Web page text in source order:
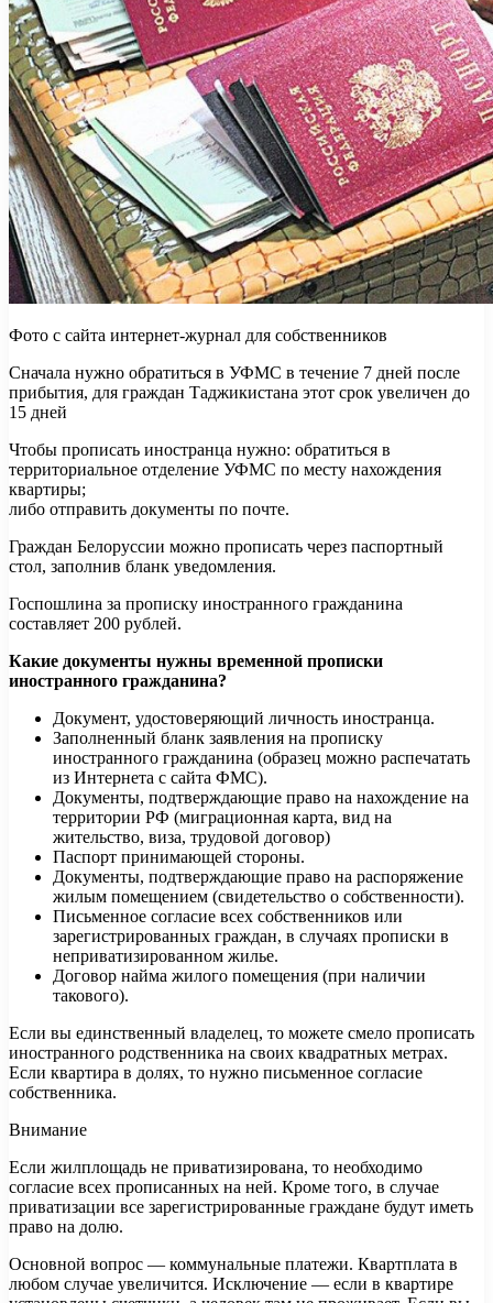
Фото с сайта интернет-журнал для собственников
Сначала нужно обратиться в УФМС в течение 7 дней после
прибытия, для граждан Таджикистана этот срок увеличен до
15 дней
Чтобы прописать иностранца нужно: обратиться в
территориальное отделение УФМС по месту нахождения
квартиры;
либо отправить документы по почте.
Граждан Белоруссии можно прописать через паспортный
стол, заполнив бланк уведомления.
Госпошлина за прописку иностранного гражданина
составляет 200 рублей.
Какие документы нужны временной прописки
иностранного гражданина?
Документ, удостоверяющий личность иностранца.
Заполненный бланк заявления на прописку
иностранного гражданина (образец можно распечатать
из Интернета с сайта ФМС).
Документы, подтверждающие право на нахождение на
территории РФ (миграционная карта, вид на
жительство, виза, трудовой договор)
Паспорт принимающей стороны.
Документы, подтверждающие право на распоряжение
жилым помещением (свидетельство о собственности).
Письменное согласие всех собственников или
зарегистрированных граждан, в случаях прописки в
неприватизированном жилье.
Договор найма жилого помещения (при наличии
такового).
Если вы единственный владелец, то можете смело прописать
иностранного родственника на своих квадратных метрах.
Если квартира в долях, то нужно письменное согласие
собственника.
Внимание
Если жилплощадь не приватизирована, то необходимо
согласие всех прописанных на ней. Кроме того, в случае
приватизации все зарегистрированные граждане будут иметь
право на долю.
Основной вопрос — коммунальные платежи. Квартплата в
любом случае увеличится. Исключение — если в квартире